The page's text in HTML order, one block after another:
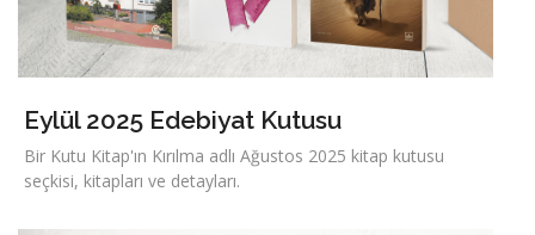
Eylül 2025 Edebiyat Kutusu
Bir Kutu Kitap'ın Kırılma adlı Ağustos 2025 kitap kutusu
seçkisi, kitapları ve detayları.